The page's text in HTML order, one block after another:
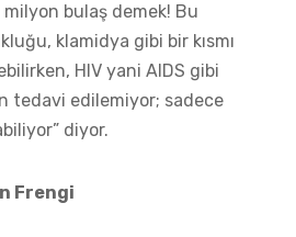
milyon bulaş demek! Bu
klamidya gibi bir kısmı
HIV yani AIDS gibi
tedavi edilemiyor; sadece
diyor.
Frengi